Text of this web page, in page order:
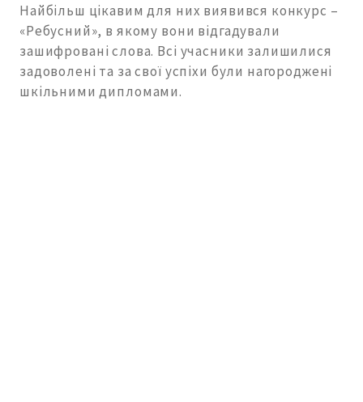
Найбільш цікавим для них виявився конкурс –
«Ребусний», в якому вони відгадували
зашифровані слова. Всі учасники залишилися
задоволені та за свої успіхи були нагороджені
шкільними дипломами.